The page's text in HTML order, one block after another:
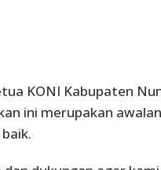
KONI Kabupaten
ini merupakan